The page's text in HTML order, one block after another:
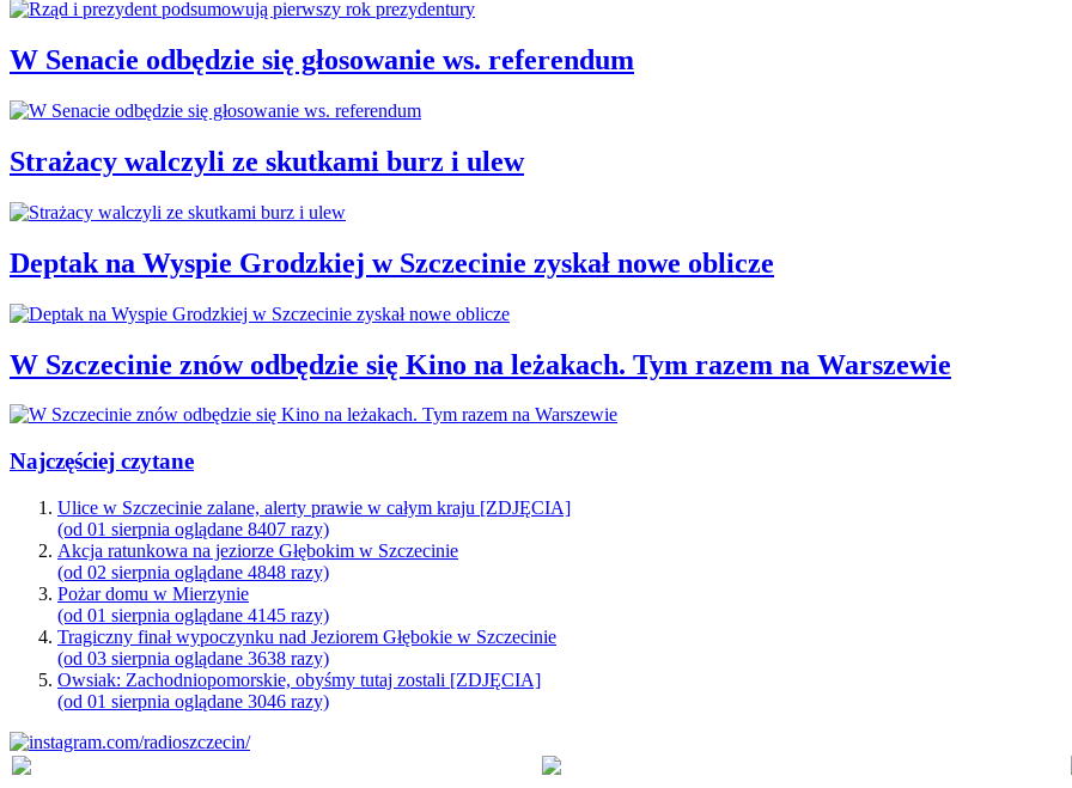
W Senacie odbędzie się głosowanie ws. referendum
Strażacy walczyli ze skutkami burz i ulew
Deptak na Wyspie Grodzkiej w Szczecinie zyskał nowe oblicze
W Szczecinie znów odbędzie się Kino na leżakach. Tym razem na Warszewie
Najczęściej czytane
Ulice w Szczecinie zalane, alerty prawie w całym kraju [ZDJĘCIA]
(od 01 sierpnia oglądane 8407 razy)
Akcja ratunkowa na jeziorze Głębokim w Szczecinie
(od 02 sierpnia oglądane 4848 razy)
Pożar domu w Mierzynie
(od 01 sierpnia oglądane 4145 razy)
Tragiczny finał wypoczynku nad Jeziorem Głębokie w Szczecinie
(od 03 sierpnia oglądane 3638 razy)
Owsiak: Zachodniopomorskie, obyśmy tutaj zostali [ZDJĘCIA]
(od 01 sierpnia oglądane 3046 razy)